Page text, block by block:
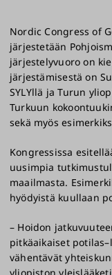
Nordic Congress of
järjestetään
järjestelyvuoro on
järjestämisestä on
SYLYllä ja Turun
Turkuun
sekä myös
Kongressissa
uusimpia
maailmasta.
hyödyistä kuullaan
– Hoidon
pitkäaikaiset
vähentävät